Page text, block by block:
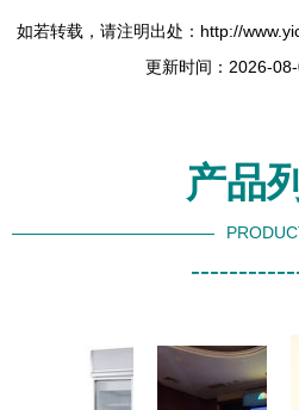
如若转载，请注明出处：http://
更新时间：2026-
产品